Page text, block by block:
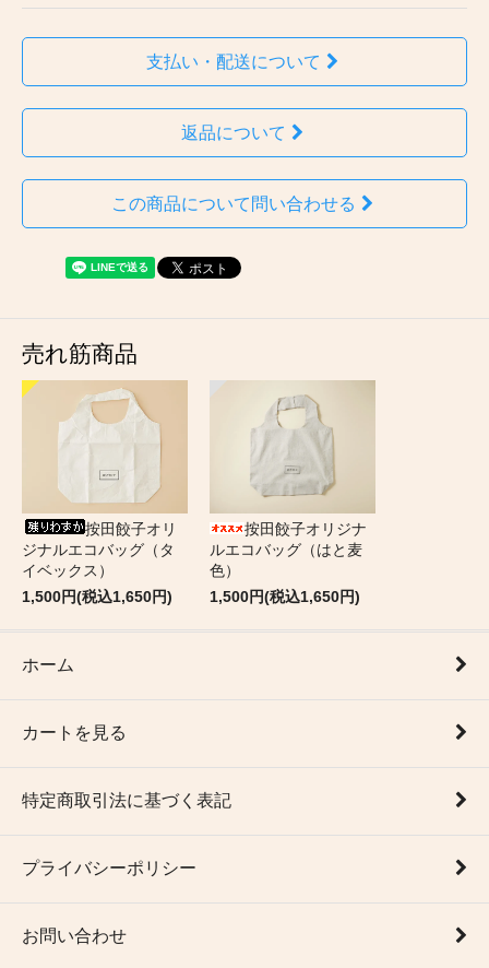
支払い・配送について
返品について
この商品について問い合わせる
売れ筋商品
按田餃子オリ
ジナルエコバッグ（タ
イベックス）
1,500円(税込1,650円)
按田餃子オリジナ
ルエコバッグ（はと麦
色）
1,500円(税込1,650円)
ホーム
カートを見る
特定商取引法に基づく表記
プライバシーポリシー
お問い合わせ